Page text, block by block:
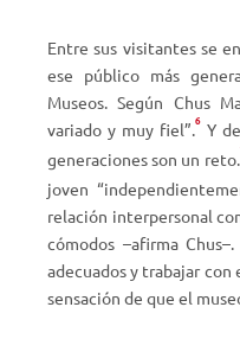
Entre sus visitantes se
ese público más
Museos. Según Chus
variado y muy fiel”.6 Y
generaciones son un reto.
joven
relación interpersonal
cómodos –afirma
adecuados y trabajar
sensación de que el